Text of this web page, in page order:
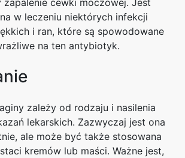
w leczeniu niektórych infekcji
i ran, które są spowodowane
na ten antybiotyk.
zależy od rodzaju i nasilenia
lekarskich. Zazwyczaj jest ona
ale może być także stosowana
kremów lub maści. Ważne jest,